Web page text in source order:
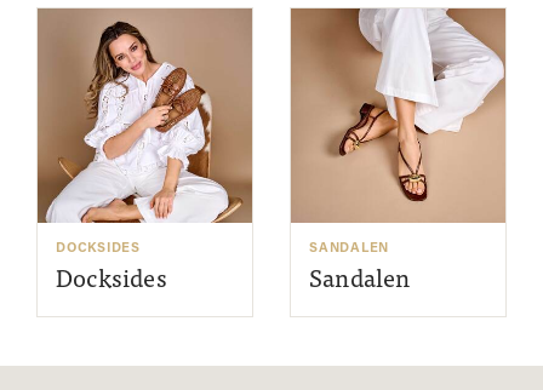
DOCKSIDES
Docksides
SANDALEN
Sandalen